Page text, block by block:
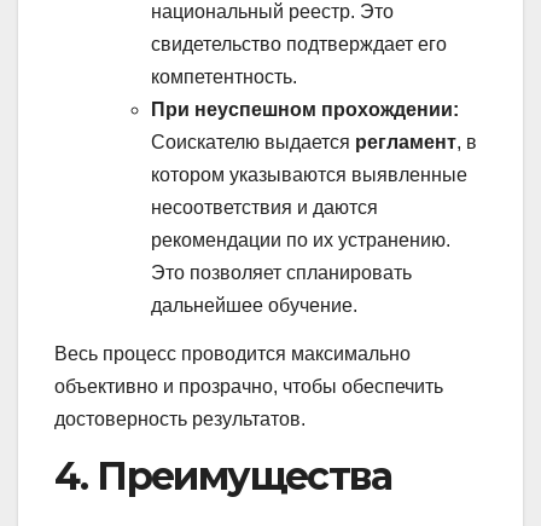
национальный реестр. Это
свидетельство подтверждает его
компетентность.
При неуспешном прохождении:
Соискателю выдается регламент, в
котором указываются выявленные
несоответствия и даются
рекомендации по их устранению.
Это позволяет спланировать
дальнейшее обучение.
Весь процесс проводится максимально
объективно и прозрачно, чтобы обеспечить
достоверность результатов.
4. Преимущества